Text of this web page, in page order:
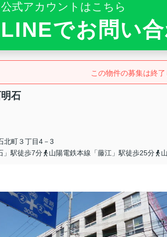
公式アカウントはこちら
LINEでお問い合
この物件の募集は終了
石
北町３丁目4－3
」駅徒歩7分
山陽電鉄本線「藤江」駅徒歩25分